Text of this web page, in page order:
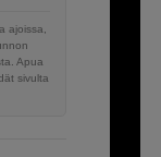
ajoissa,
Apua
sivulta